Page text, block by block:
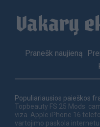
Footer
Pranešk naujieną
Populiariausios paieškos
Topbeauty FS 25 Mods
viza Apple iPhone 16
vartojimo paskola internetu